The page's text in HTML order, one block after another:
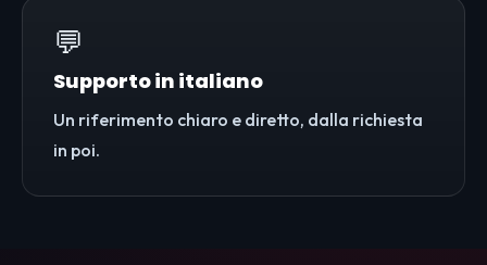
💬
Supporto in italiano
Un riferimento chiaro e diretto, dalla richiesta
in poi.